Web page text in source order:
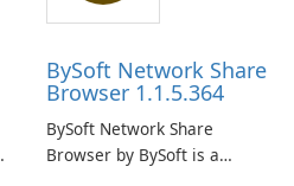
BySoft Network Share
Browser 1.1.5.364
BySoft Network Share
Browser by BySoft is a